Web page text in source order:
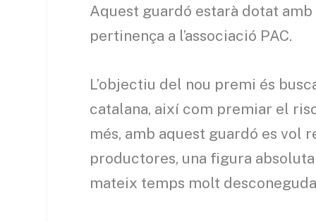
Aquest guardó estarà dotat amb
pertinença a l’associació PAC.
L’objectiu del nou premi és
catalana, així com premiar el
més, amb aquest guardó es
productores, una figura
mateix temps molt